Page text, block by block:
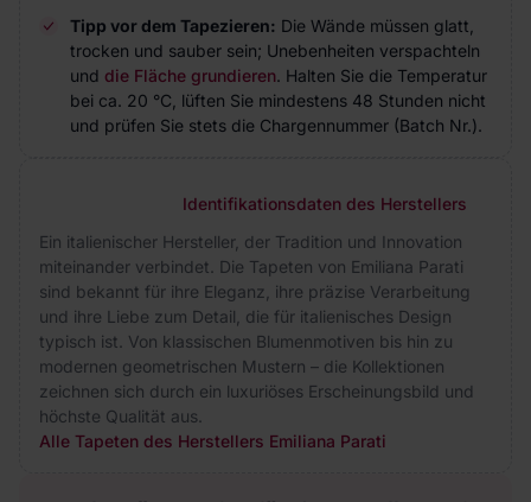
Tipp vor dem Tapezieren: Die Wände müssen glatt,
trocken und sauber sein; Unebenheiten verspachteln
und die Fläche grundieren. Halten Sie die Temperatur
bei ca. 20 °C, lüften Sie mindestens 48 Stunden nicht
und prüfen Sie stets die Chargennummer (Batch Nr.).
Identifikationsdaten des Herstellers
Ein italienischer Hersteller, der Tradition und Innovation
miteinander verbindet. Die Tapeten von Emiliana Parati
sind bekannt für ihre Eleganz, ihre präzise Verarbeitung
und ihre Liebe zum Detail, die für italienisches Design
typisch ist. Von klassischen Blumenmotiven bis hin zu
modernen geometrischen Mustern – die Kollektionen
zeichnen sich durch ein luxuriöses Erscheinungsbild und
höchste Qualität aus.
Alle Tapeten des Herstellers Emiliana Parati